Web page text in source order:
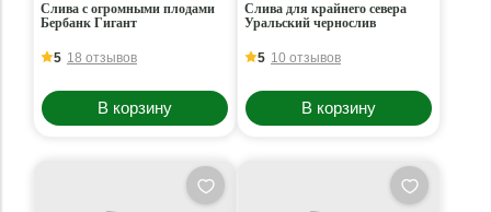
Слива с огромными плодами
Бербанк Гигант
5 18 отзывов
В корзину
Слива для крайнего севера
Уральский чернослив
5 10 отзывов
В корзину